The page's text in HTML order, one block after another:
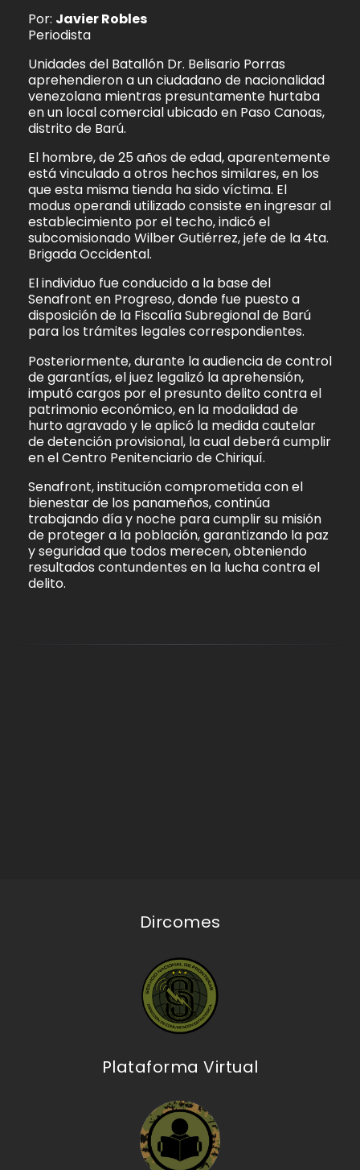
Por: Javier Robles
Periodista
Unidades del Batallón Dr. Belisario Porras
aprehendieron a un ciudadano de nacionalidad
venezolana mientras presuntamente hurtaba
en un local comercial ubicado en Paso Canoas,
distrito de Barú.
El hombre, de 25 años de edad, aparentemente
está vinculado a otros hechos similares, en los
que esta misma tienda ha sido víctima. El
modus operandi utilizado consiste en ingresar al
establecimiento por el techo, indicó el
subcomisionado Wilber Gutiérrez, jefe de la 4ta.
Brigada Occidental.
El individuo fue conducido a la base del
Senafront en Progreso, donde fue puesto a
disposición de la Fiscalía Subregional de Barú
para los trámites legales correspondientes.
Posteriormente, durante la audiencia de control
de garantías, el juez legalizó la aprehensión,
imputó cargos por el presunto delito contra el
patrimonio económico, en la modalidad de
hurto agravado y le aplicó la medida cautelar
de detención provisional, la cual deberá cumplir
en el Centro Penitenciario de Chiriquí.
Senafront, institución comprometida con el
bienestar de los panameños, continúa
trabajando día y noche para cumplir su misión
de proteger a la población, garantizando la paz
y seguridad que todos merecen, obteniendo
resultados contundentes en la lucha contra el
delito.
Dircomes
Plataforma Virtual